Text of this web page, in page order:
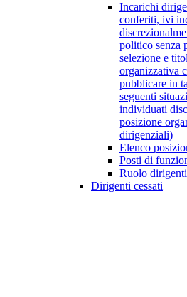
Incarichi
conferiti, ivi
politico senza
selezione e
organizzativa
pubblicare in
seguenti
individuati
posizione
dirigenziali)
Elenco
Posti di
Ruolo dirigenti
Dirigenti cessati